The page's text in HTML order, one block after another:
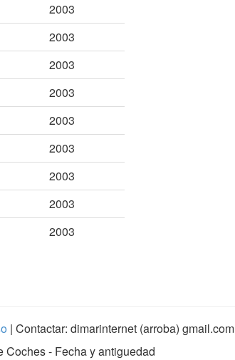
2003
2003
2003
2003
2003
2003
2003
2003
2003
| Contactar: dimarinternet (arroba) gmail.com
Coches - Fecha y antiguedad